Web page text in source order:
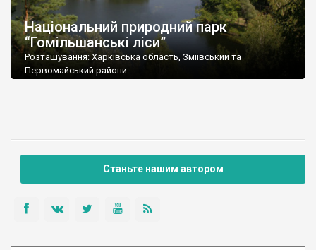
Національний природний парк
“Гомільшанські ліси”
Розташування: Харківська область, Зміївський та
Первомайський райони
Задонецьке, вул.
Станьте нашим автором